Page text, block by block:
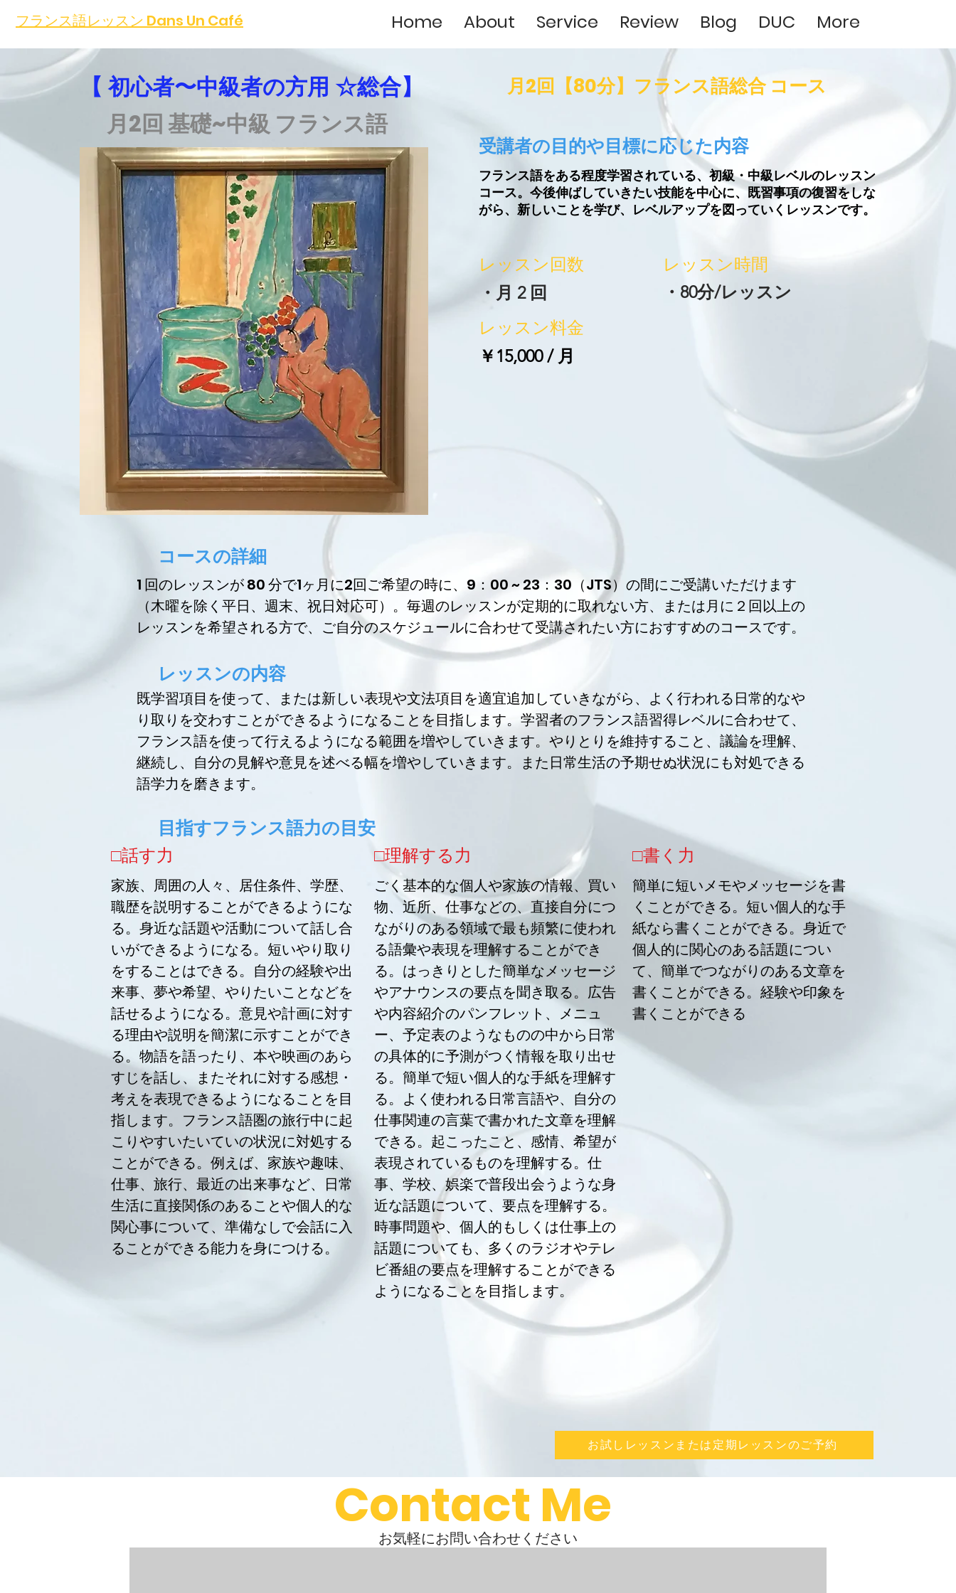
Home About Service Review Blog DUC More
フランス語レッスン Dans Un Café
【 初心者〜中級者の方用 ☆総合】
月2回 基礎~中級 フランス語
月2回【80分】フランス語総合 コース
受講者の目的や目標に応じた内容
フランス語をある程度学習されている、初級・中級レベルのレッスン
コース。今後伸ばしていきたい技能を中心に、既習事項の復習をしな
がら、新しいことを学び、レベルアップを図っていくレッスンです。
​レッスン回数
・月 2 回
レッスン時間
・80分/レッスン
​レッスン料金
￥15,000 / 月
コースの詳細
1 回のレッスンが 80 分で1ヶ月に2回ご希望の時に、9：00 ~ 23：30（JTS）の間にご受講いただけます
（木曜を除く平日、週末、祝日対応可）。毎週のレッスンが定期的に取れない方、または月に２回以上の
レッスンを希望される方で、ご自分のスケジュールに合わせて受講されたい方におすすめのコースです。
レッスンの内容
既学習項目を使って、または新しい表現や文法項目を適宜追加していきながら、よく行われる日常的なや
り取りを交わすことができるようになることを目指します。学習者のフランス語習得レベルに合わせて、
フランス語を使って行えるようになる範囲を増やしていきます。やりとりを維持すること、議論を理解、
継続し、自分の見解や意見を述べる幅を増やしていきます。また日常生活の予期せぬ状況にも対処できる
語学力を磨きます。
目指すフランス語力の目安
​□話す力​
家族、周囲の人々、居住条件、学歴、
職歴を説明することができるようにな
る。身近な話題や活動について話し合
いができるようになる。短いやり取り
をすることはできる。自分の経験や出
来事、夢や希望、やりたいことなどを
話せるようになる。意見や計画に対す
る理由や説明を簡潔に示すことができ
る。物語を語ったり、本や映画のあら
すじを話し、またそれに対する感想・
考えを表現できるようになることを目
指します。フランス語圏の旅行中に起
こりやすいたいていの状況に対処する
ことができる。例えば、家族や趣味、
仕事、旅行、最近の出来事など、日常
生活に直接関係のあることや個人的な
関心事について、準備なしで会話に入
ることができる能力を身につける。
​□理解する力​
ごく基本的な個人や家族の情報、買い
物、近所、仕事などの、直接自分につ
ながりのある領域で最も頻繁に使われ
る語彙や表現を理解することができ
る。はっきりとした簡単なメッセージ
やアナウンスの要点を聞き取る。広告
や内容紹介のパンフレット、メニュ
ー、予定表のようなものの中から日常
の具体的に予測がつく情報を取り出せ
る。簡単で短い個人的な手紙を理解す
る。よく使われる日常言語や、自分の
仕事関連の言葉で書かれた文章を理解
できる。起こったこと、感情、希望が
表現されているものを理解する。仕
事、学校、娯楽で普段出会うような身
近な話題について、要点を理解する。
時事問題や、個人的もしくは仕事上の
話題についても、多くのラジオやテレ
ビ番組の要点を理解することができる
ようになることを目指します。
​□書く力​
簡単に短いメモやメッセージを書
くことができる。短い個人的な手
紙なら書くことができる。身近で
個人的に関心のある話題につい
て、簡単でつながりのある文章を
書くことができる。経験や印象を
書くことができる
お試しレッスンまたは定期レッスンのご予約
Contact Me
​お気軽にお問い合わせください